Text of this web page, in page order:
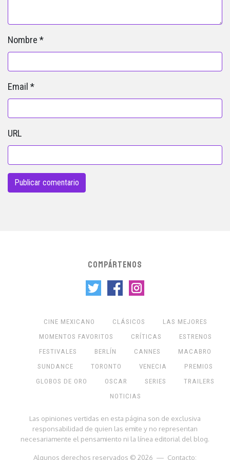
Nombre *
Email *
URL
COMPÁRTENOS
CINE MEXICANO CLÁSICOS
LAS MEJORES
MOMENTOS FAVORITOS
CRÍTICAS
ESTRENOS
FESTIVALES
BERLÍN CANNES
MACABRO
SUNDANCE
TORONTO VENECIA
PREMIOS
GLOBOS DE ORO
OSCAR SERIES
TRAILERS
NOTICIAS
Las opiniones vertidas en esta página son de exclusiva
responsabilidad de quien las emite y no representan
necesariamente el pensamiento ni la línea editorial del blog.
Algunos derechos reservados © 2026 — Contacto: